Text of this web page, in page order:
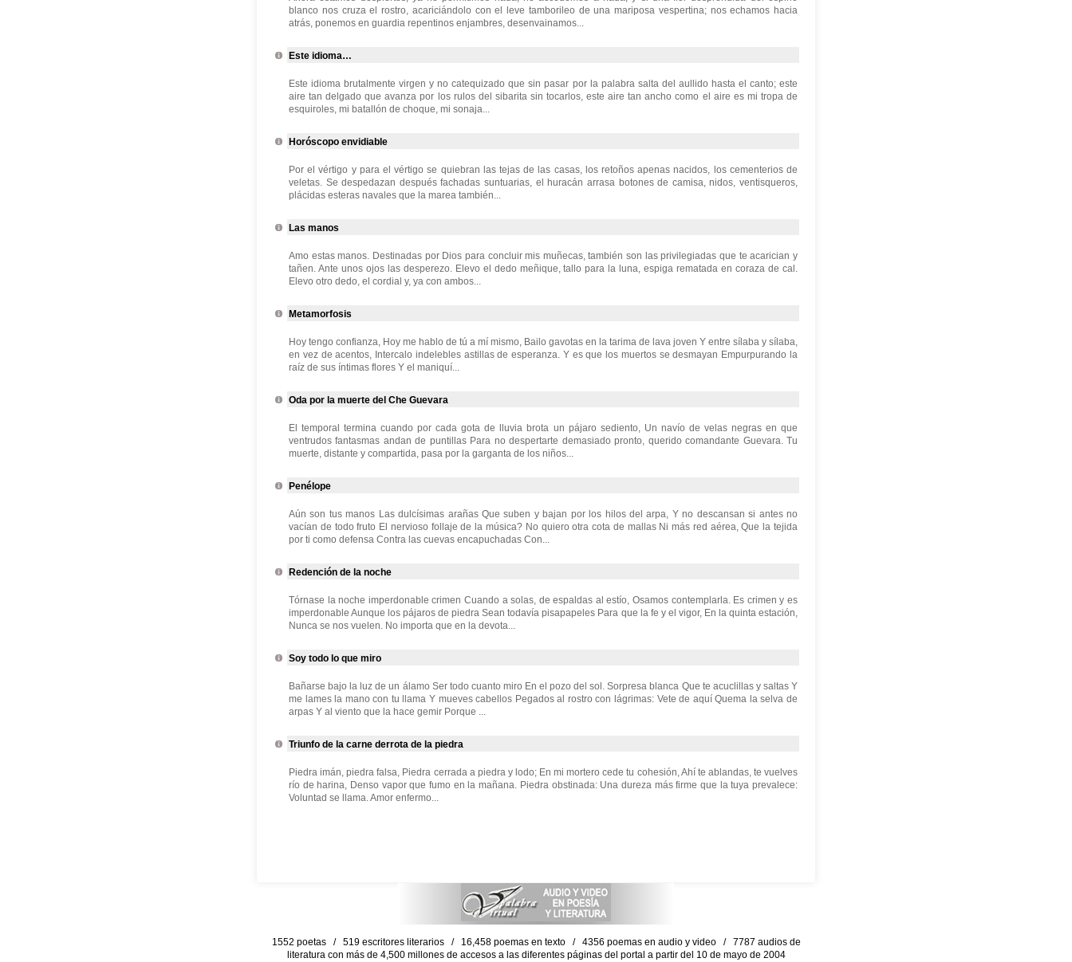
blanco nos cruza el rostro, acariciándolo con el leve tamborileo de una mariposa vespertina; nos echamos hacia
atrás, ponemos en guardia repentinos enjambres, desenvainamos...
Este idioma…
Este idioma brutalmente virgen y no catequizado que sin pasar por la palabra salta del aullido hasta el canto; este
aire tan delgado que avanza por los rulos del sibarita sin tocarlos, este aire tan ancho como el aire es mi tropa de
esquiroles, mi batallón de choque, mi sonaja...
Horóscopo envidiable
Por el vértigo y para el vértigo se quiebran las tejas de las casas, los retoños apenas nacidos, los cementerios de
veletas. Se despedazan después fachadas suntuarias, el huracán arrasa botones de camisa, nidos, ventisqueros,
plácidas esteras navales que la marea también...
Las manos
Amo estas manos. Destinadas por Dios para concluir mis muñecas, también son las privilegiadas que te acarician y
tañen. Ante unos ojos las desperezo. Elevo el dedo meñique, tallo para la luna, espiga rematada en coraza de cal.
Elevo otro dedo, el cordial y, ya con ambos...
Metamorfosis
Hoy tengo confianza, Hoy me hablo de tú a mí mismo, Bailo gavotas en la tarima de lava joven Y entre sílaba y sílaba,
en vez de acentos, Intercalo indelebles astillas de esperanza. Y es que los muertos se desmayan Empurpurando la
raíz de sus íntimas flores Y el maniquí...
Oda por la muerte del Che Guevara
El temporal termina cuando por cada gota de lluvia brota un pájaro sediento, Un navío de velas negras en que
ventrudos fantasmas andan de puntillas Para no despertarte demasiado pronto, querido comandante Guevara. Tu
muerte, distante y compartida, pasa por la garganta de los niños...
Penélope
Aún son tus manos Las dulcísimas arañas Que suben y bajan por los hilos del arpa, Y no descansan si antes no
vacían de todo fruto El nervioso follaje de la música? No quiero otra cota de mallas Ni más red aérea, Que la tejida
por ti como defensa Contra las cuevas encapuchadas Con...
Redención de la noche
Tórnase la noche imperdonable crimen Cuando a solas, de espaldas al estío, Osamos contemplarla. Es crimen y es
imperdonable Aunque los pájaros de piedra Sean todavía pisapapeles Para que la fe y el vigor, En la quinta estación,
Nunca se nos vuelen. No importa que en la devota...
Soy todo lo que miro
Bañarse bajo la luz de un álamo Ser todo cuanto miro En el pozo del sol. Sorpresa blanca Que te acuclillas y saltas Y
me lames la mano con tu llama Y mueves cabellos Pegados al rostro con lágrimas: Vete de aquí Quema la selva de
arpas Y al viento que la hace gemir Porque ...
Triunfo de la carne derrota de la piedra
Piedra imán, piedra falsa, Piedra cerrada a piedra y lodo; En mi mortero cede tu cohesión, Ahí te ablandas, te vuelves
río de harina, Denso vapor que fumo en la mañana. Piedra obstinada: Una dureza más firme que la tuya prevalece:
Voluntad se llama. Amor enfermo...
1552 poetas / 519 escritores literarios / 16,458 poemas en texto / 4356 poemas en audio y video / 7787 audios de
literatura con más de 4,500 millones de accesos a las diferentes páginas del portal a partir del 10 de mayo de 2004